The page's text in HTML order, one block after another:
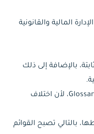
المالية والقانونية
بالإضافة إلى ذلك
المصطلحات القانونية تحتاج Glossary، لأن اختلاف
بالتالي تصبح القوائم